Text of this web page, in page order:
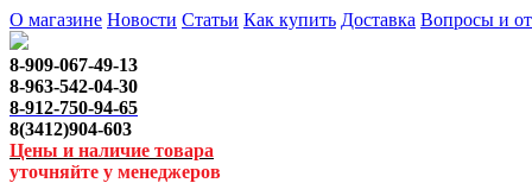
О магазине Новости Статьи Как купить Доставка Вопросы и
8-909-067-49-13
8-963-542-04-30
8-912-750-94-65
8(3412)904-603
Цены и наличие товара
уточняйте у менеджеров